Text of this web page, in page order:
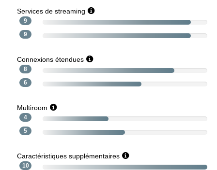
Services de streaming
9
9
Connexions étendues
8
6
Multiroom
4
5
Caractéristiques supplémentaires
10